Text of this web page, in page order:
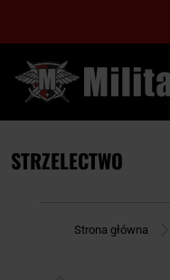
STRZELECTWO
Strona główna